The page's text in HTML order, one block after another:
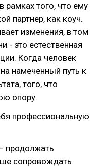
рамках того, что ему
партнер, как коуч.
изменения, в том
- это естественная
Когда человек
намеченный путь к
того, что
опору.
профессиональную
продолжать
сопровождать